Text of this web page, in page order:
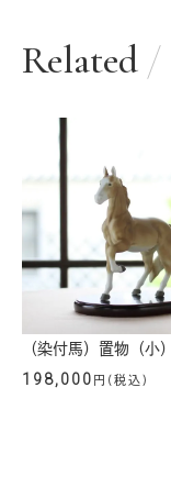
Related
（染付馬）置物（小）
198,000 円(税込)